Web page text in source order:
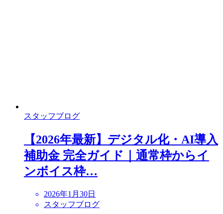
スタッフブログ
【2026年最新】デジタル化・AI導入
補助金 完全ガイド｜通常枠からイ
ンボイス枠…
2026年1月30日
スタッフブログ